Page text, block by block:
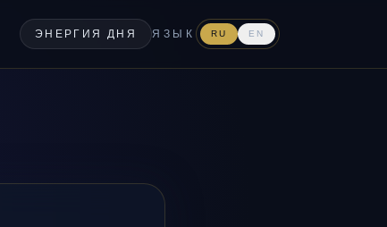
ЭНЕРГИЯ ДНЯ ЯЗЫК RU EN